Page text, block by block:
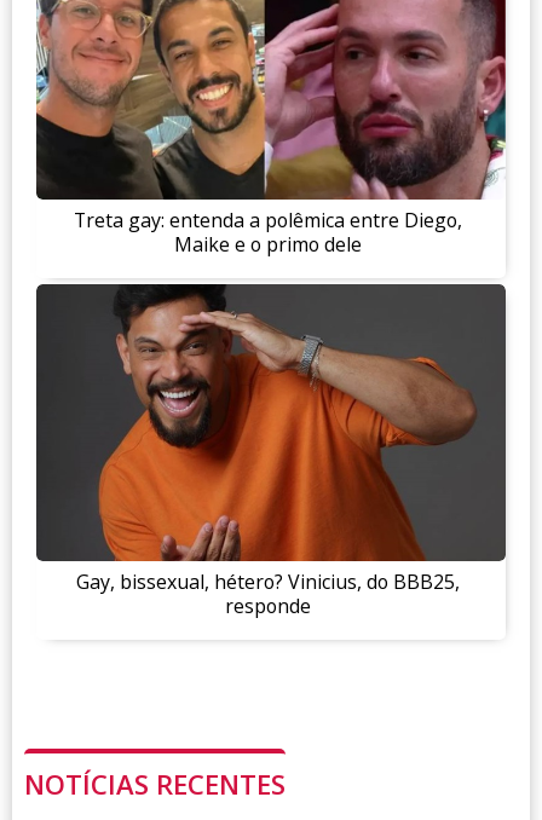
Treta gay: entenda a polêmica entre Diego,
Maike e o primo dele
Gay, bissexual, hétero? Vinicius, do BBB25,
responde
NOTÍCIAS RECENTES